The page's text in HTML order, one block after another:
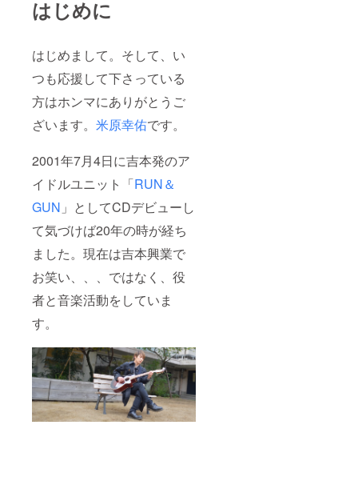
はじめに
はじめまして。そして、い
つも応援して下さっている
方はホンマにありがとうご
ざいます。 米原幸佑です。
2001年7月4日に吉本発のア
イドルユニット「RUN＆
GUN 」としてCDデビューし
て気づけば20年の時が経ち
ました。現在は吉本興業で
お笑い、、、ではなく、役
者と音楽活動をしていま
す。